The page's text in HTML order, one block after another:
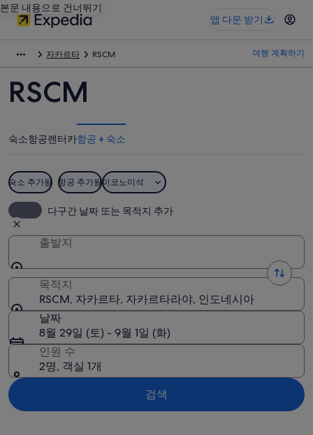
본문 내용으로 건너뛰기
앱 다운 받기
자카르타 RSCM 여행 계획하기
RSCM
숙소항공렌터카항공 + 숙소
숙소 추가됨 항공 추가됨이코노미석
다구간 날짜 또는 목적지 추가
출발지
목적지
RSCM, 자카르타, 자카르타라야, 인도네시아
날짜
8월 29일 (토) - 9월 1일 (화)
인원 수
2명, 객실 1개
검색